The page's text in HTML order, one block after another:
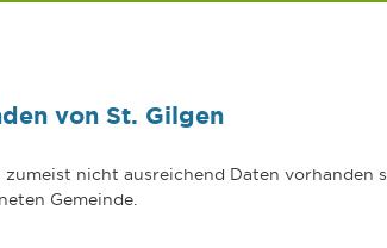
von St. Gilgen
zumeist nicht ausreichend Daten vorhanden
Gemeinde.